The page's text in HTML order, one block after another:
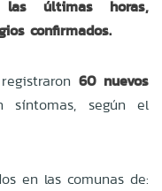
las últimas horas,
confirmados.
60 nuevos
síntomas, según el
en las comunas de: